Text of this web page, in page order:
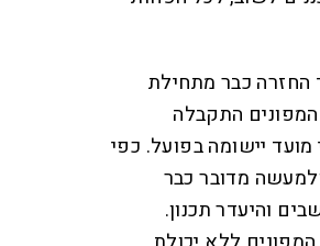
על 1 במרץ כמועד החזרה כבר מתחילת
התקבלה
בודדים לפני מועד יישומה בפועל. כפי
מדובר כבר
והיעדר תכנון.